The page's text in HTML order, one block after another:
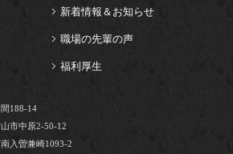
新着情報＆お知らせ
職場の先輩の声
福利厚生
188-14
市中原2-50-12
入曽兼崎1093-2